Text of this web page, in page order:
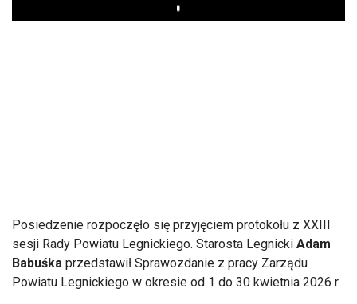
Play
Posiedzenie rozpoczęło się przyjęciem protokołu z XXIII
sesji Rady Powiatu Legnickiego. Starosta Legnicki Adam
Babuśka przedstawił Sprawozdanie z pracy Zarządu
Powiatu Legnickiego w okresie od 1 do 30 kwietnia 2026 r.